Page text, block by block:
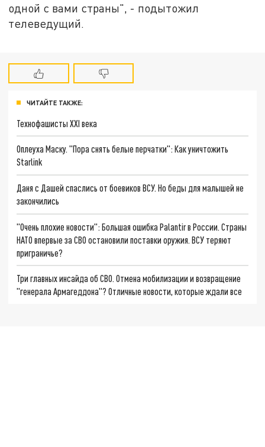
одной с вами страны", - подытожил
телеведущий.
ЧИТАЙТЕ ТАКЖЕ:
Технофашисты XXI века
Оплеуха Маску. "Пора снять белые перчатки": Как уничтожить
Starlink
Даня с Дашей спаслись от боевиков ВСУ. Но беды для малышей не
закончились
"Очень плохие новости": Большая ошибка Palantir в России. Страны
НАТО впервые за СВО остановили поставки оружия. ВСУ теряют
приграничье?
Три главных инсайда об СВО. Отмена мобилизации и возвращение
"генерала Армагеддона"? Отличные новости, которые ждали все